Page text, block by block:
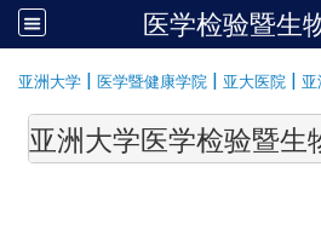
医学检验暨生
亚洲大学 | 医学暨健康学院 | 亚大医院 |
亚洲大学医学检验暨